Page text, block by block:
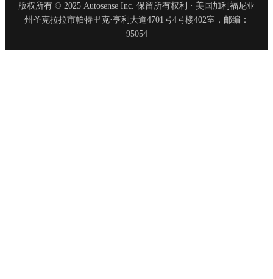
版权所有 © 2025 Autosense Inc. 保留所有权利 · 美国加利福尼亚
州圣克拉拉市帕特里克·亨利大道4701号4号楼402室，邮编：
95054